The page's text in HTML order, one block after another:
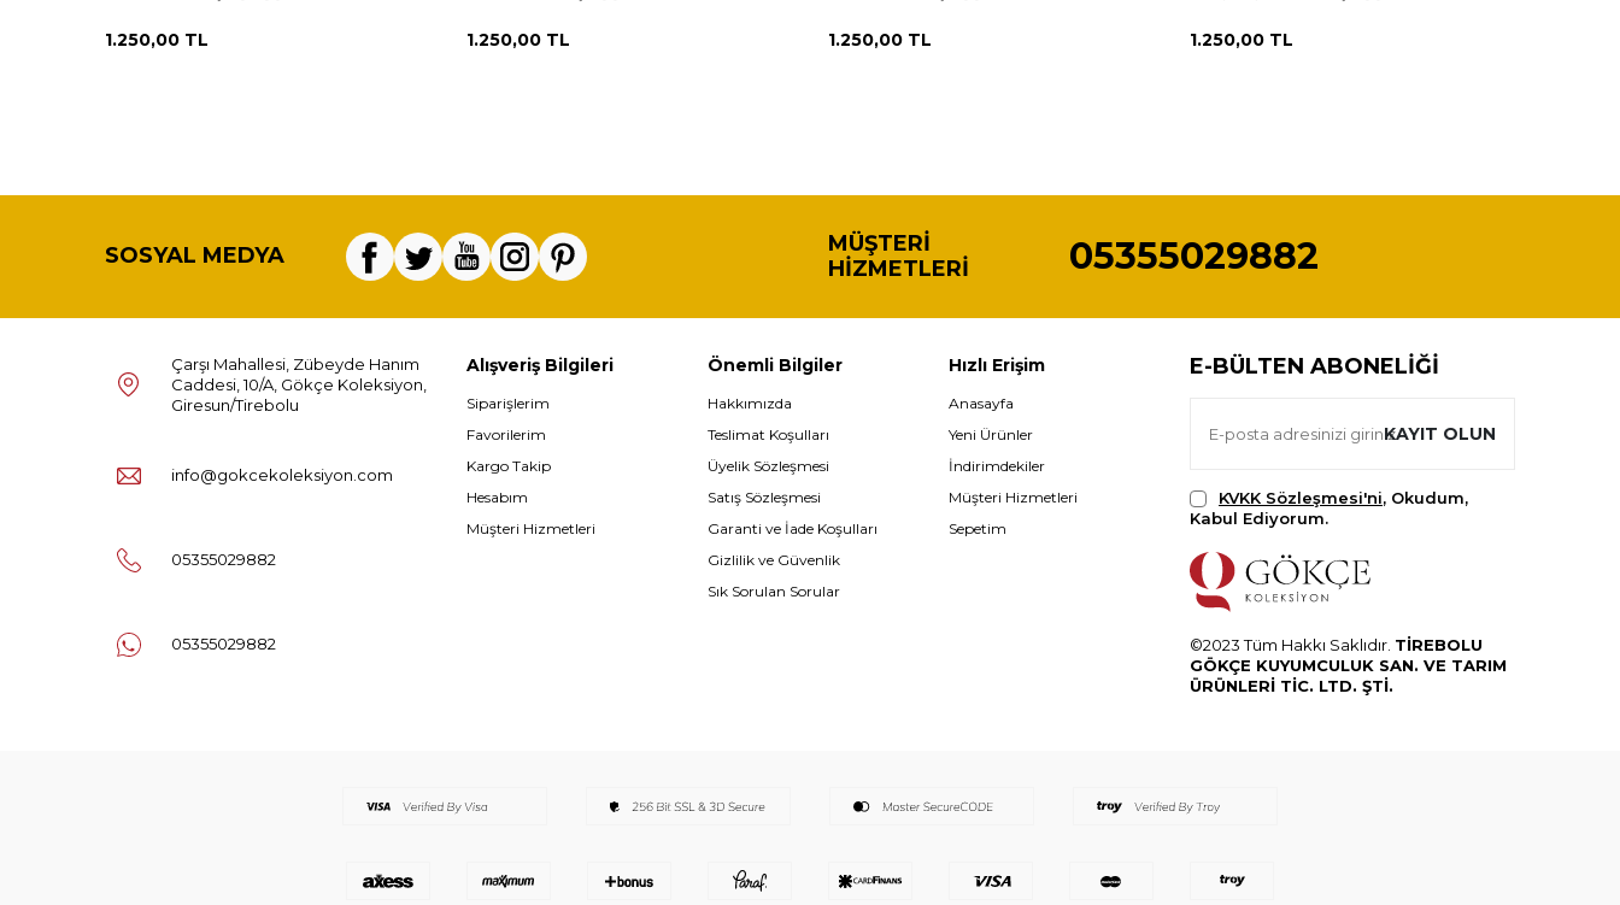
1.250,00 TL 1.250,00 TL 1.250,00 TL 1.250,00 TL
SOSYAL MEDYA
MÜŞTERI
HIZMETLERI
05355029882
Çarşı Mahallesi, Zübeyde Hanım
Caddesi, 10/A, Gökçe Koleksiyon,
Giresun/Tirebolu
info@gokcekoleksiyon.com
05355029882
05355029882
Alışveriş Bilgileri
Siparişlerim
Favorilerim
Kargo Takip
Hesabım
Müşteri Hizmetleri
Önemli Bilgiler
Hakkımızda
Teslimat Koşulları
Üyelik Sözleşmesi
Satış Sözleşmesi
Garanti ve İade Koşulları
Gizlilik ve Güvenlik
Sık Sorulan Sorular
Hızlı Erişim
Anasayfa
Yeni Ürünler
İndirimdekiler
Müşteri Hizmetleri
Sepetim
E-BÜLTEN ABONELIĞI
KAYIT OLUN
KVKK Sözleşmesi'ni, Okudum,
Kabul Ediyorum.
©2023 Tüm Hakkı Saklıdır. TİREBOLU
GÖKÇE KUYUMCULUK SAN. VE TARIM
ÜRÜNLERİ TİC. LTD. ŞTİ.